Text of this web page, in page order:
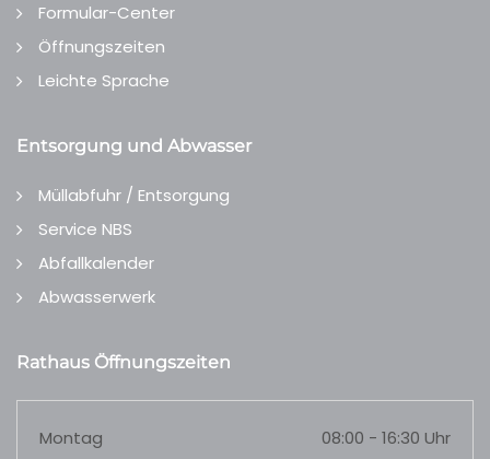
Formular-Center
Öffnungszeiten
Leichte Sprache
Entsorgung und Abwasser
Müllabfuhr / Entsorgung
Service NBS
Abfallkalender
Abwasserwerk
Rathaus Öffnungszeiten
Montag
08:00 - 16:30 Uhr